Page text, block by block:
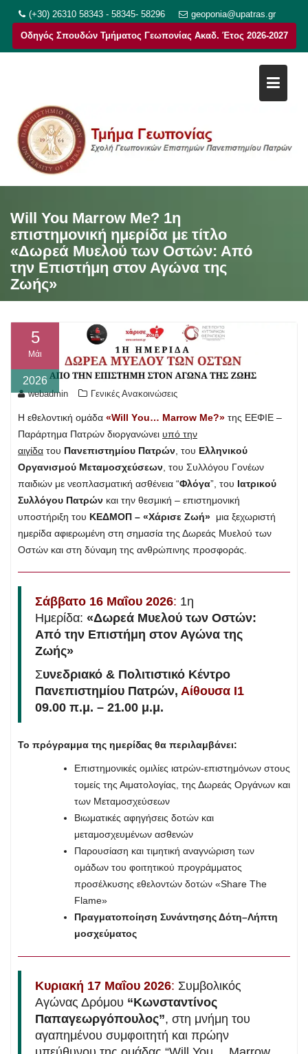
στο
περιεχόμενο
(+30) 26310 58343 - 58345- 58296 geoponia@upatras.gr
Οδηγός Σπουδών Τμήματος Γεωπονίας Ακαδ. Έτος 2026-2027
Will You Marrow Me? 1η
επιστημονική ημερίδα με τίτλο
«Δωρεά Μυελού των Οστών: Από
την Επιστήμη στον Αγώνα της
Ζωής»
5
Μάι
2026
webadmin Γενικές Ανακοινώσεις
Η εθελοντική ομάδα «Will Υou… Marrow Me?» της ΕΕΦΙΕ –
Παράρτημα Πατρών διοργανώνει υπό την
αιγίδα του Πανεπιστημίου Πατρών , του Ελληνικού
Οργανισμού Μεταμοσχεύσεων , του Συλλόγου Γονέων
παιδιών με νεοπλασματική ασθένεια “Φλόγα”, του Ιατρικού
Συλλόγου Πατρών και την θεσμική – επιστημονική
υποστήριξη του ΚΕΔΜΟΠ – «Χάρισε Ζωή» μια ξεχωριστή
ημερίδα αφιερωμένη στη σημασία της Δωρεάς Μυελού των
Οστών και στη δύναμη της ανθρώπινης προσφοράς.
Σάββατο 16 Μαΐου 2026: 1η
Ημερίδα: «Δωρεά Μυελού των Οστών:
Από την Επιστήμη στον Αγώνα της
Ζωής»
Συνεδριακό & Πολιτιστικό Κέντρο
Πανεπιστημίου Πατρών, Αίθουσα Ι1
09.00 π.μ. – 21.00 μ.μ.
Το πρόγραμμα της ημερίδας θα περιλαμβάνει:
Επιστημονικές ομιλίες ιατρών-επιστημόνων στους
τομείς της Αιματολογίας, της Δωρεάς Οργάνων και
των Μεταμοσχεύσεων
Βιωματικές αφηγήσεις δοτών και
μεταμοσχευμένων ασθενών
Παρουσίαση και τιμητική αναγνώριση των
ομάδων του φοιτητικού προγράμματος
προσέλκυσης εθελοντών δοτών «Share The
Flame»
Πραγματοποίηση Συνάντησης Δότη–Λήπτη
μοσχεύματος
Κυριακή 17 Μαΐου 2026: Συμβολικός
Αγώνας Δρόμου “Κωνσταντίνος
Παπαγεωργόπουλος”, στη μνήμη του
αγαπημένου συμφοιτητή και πρώην